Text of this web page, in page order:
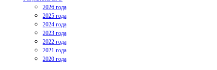
2026 года
2025 года
2024 года
2023 года
2022 года
2021 года
2020 года